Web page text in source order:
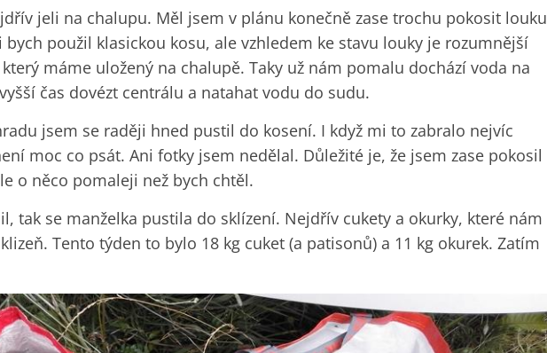
jeli na chalupu. Měl jsem v plánu konečně zase trochu pokosit louku
bych použil klasickou kosu, ale vzhledem ke stavu louky je rozumnější
máme uložený na chalupě. Taky už nám pomalu dochází voda na
čas dovézt centrálu a natahat vodu do sudu.
jsem se raději hned pustil do kosení. I když mi to zabralo nejvíc
moc co psát. Ani fotky jsem nedělal. Důležité je, že jsem zase pokosil
o něco pomaleji než bych chtěl.
tak se manželka pustila do sklízení. Nejdřív cukety a okurky, které nám
Tento týden to bylo 18 kg cuket (a patisonů) a 11 kg okurek. Zatím